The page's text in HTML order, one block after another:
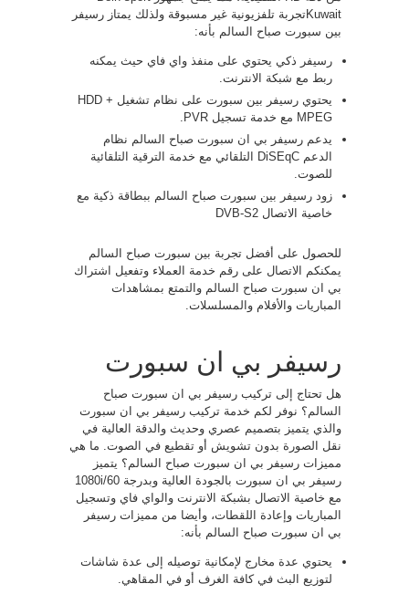
Kuwaitتجربة تلفزيونية غير مسبوقة ولذلك يمتاز رسيفر
بين سبورت صباح السالم بأنه:
رسيفر ذكي يحتوي على منفذ واي فاي حيث يمكنه
ربط مع شبكة الانترنت.
يحتوي رسيفر بين سبورت على نظام تشغيل HDD +
MPEG مع خدمة تسجيل PVR.
يدعم رسيفر بي ان سبورت صباح السالم نظام
الدعم DiSEqC التلقائي مع خدمة الترقية التلقائية
للصوت.
زود رسيفر بين سبورت صباح السالم ببطاقة ذكية مع
خاصية الاتصال DVB-S2
للحصول على أفضل تجربة بين سبورت صباح السالم
يمكنكم الاتصال على رقم خدمة العملاء وتفعيل اشتراك
بي ان سبورت صباح السالم والتمتع بمشاهدات
المباريات والأفلام والمسلسلات.
رسيفر بي ان سبورت
هل تحتاج إلى تركيب رسيفر بي ان سبورت صباح
السالم؟ نوفر لكم خدمة تركيب رسيفر بي ان سبورت
والذي يتميز بتصميم عصري وحديث والدقة العالية في
نقل الصورة بدون تشويش أو تقطيع في الصوت. ما هي
مميزات رسيفر بي ان سبورت صباح السالم؟ يتميز
رسيفر بي ان سبورت بالجودة العالية وبدرجة 1080i/60
مع خاصية الاتصال بشبكة الانترنت والواي فاي وتسجيل
المباريات وإعادة اللقطات، وأيضا من مميزات رسيفر
بي ان سبورت صباح السالم بأنه:
يحتوي عدة مخارج لإمكانية توصيله إلى عدة شاشات
لتوزيع البث في كافة الغرف أو في المقاهي.